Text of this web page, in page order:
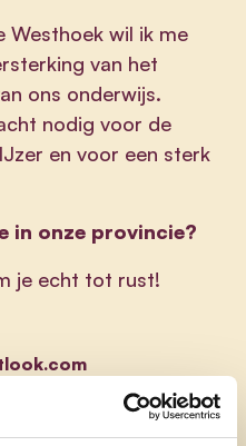
Westhoek wil ik me
van het
ons onderwijs.
nodig voor de
en voor een sterk
in onze provincie?
je echt tot rust!